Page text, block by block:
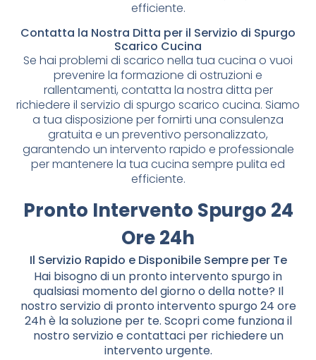
efficiente.
Contatta la Nostra Ditta per il Servizio di Spurgo
Scarico Cucina
Se hai problemi di scarico nella tua cucina o vuoi
prevenire la formazione di ostruzioni e
rallentamenti, contatta la nostra ditta per
richiedere il servizio di spurgo scarico cucina. Siamo
a tua disposizione per fornirti una consulenza
gratuita e un preventivo personalizzato,
garantendo un intervento rapido e professionale
per mantenere la tua cucina sempre pulita ed
efficiente.
Pronto Intervento Spurgo 24
Ore 24h
Il Servizio Rapido e Disponibile Sempre per Te
Hai bisogno di un pronto intervento spurgo in
qualsiasi momento del giorno o della notte? Il
nostro servizio di pronto intervento spurgo 24 ore
24h è la soluzione per te. Scopri come funziona il
nostro servizio e contattaci per richiedere un
intervento urgente.